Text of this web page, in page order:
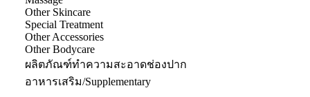
Other Skincare
Special Treatment
Other Accessories
Other Bodycare
ผลิตภัณฑ์ทำความสะอาดช่องปาก
อาหารเสริม/Supplementary